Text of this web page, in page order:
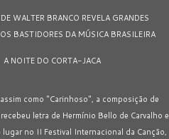
WALTER BRANCO REVELA GRANDES
BASTIDORES DA MÚSICA BRASILEIRA
A NOITE DO CORTA-JACA
como "Carinhoso", a composição de
letra de Hermínio Bello de Carvalho e
no II Festival Internacional da Canção,